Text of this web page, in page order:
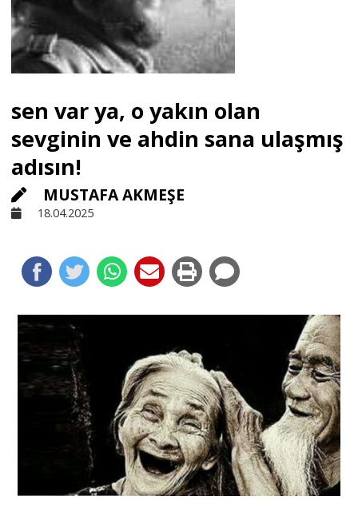
Ekonomi
Dünya
Yorum - Analiz
Portre
Eğitim
Dosya Haber
sen var ya, o yakın olan
sevginin ve ahdin sana ulaşmış
adısın!
MUSTAFA AKMEŞE
18.04.2025